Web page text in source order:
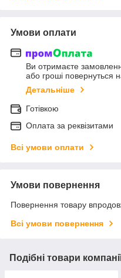
Умови оплати
Ви отримаєте
або гроші повернуться
Детальніше
Готівкою
Оплата за реквізитами
Всі умови оплати
Умови повернення
Повернення товару
Всі умови повернення
Подібні товари